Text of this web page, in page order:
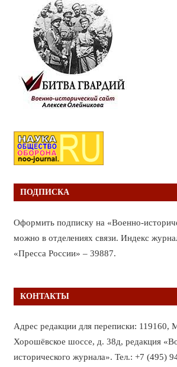
ПОДПИСКА
Оформить подписку на «Военно-
можно в отделениях связи. Индекс
«Пресса России» – 39887.
КОНТАКТЫ
Адрес редакции для переписки: 119160,
Хорошёвское шоссе, д. 38д, редакция
исторического журнала». Тел.: +7 (495)